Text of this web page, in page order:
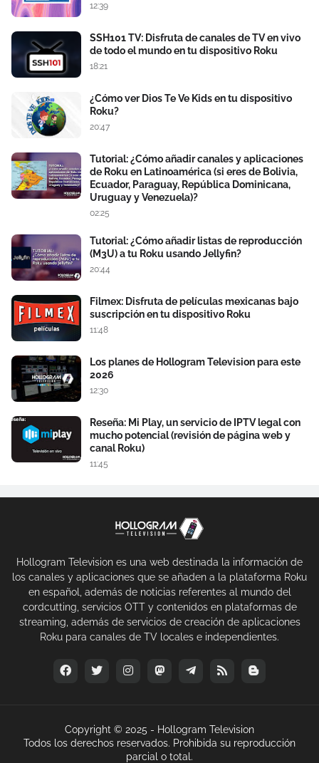
12:39
SSH101 TV: Disfruta de canales de TV en vivo
de todo el mundo en tu dispositivo Roku
18:21
¿Cómo ver Dios Te Ve Kids en tu dispositivo
Roku?
20:47
Tutorial: ¿Cómo añadir canales y aplicaciones
de Roku en Latinoamérica (si eres de Bolivia,
Ecuador, Paraguay, República Dominicana,
Uruguay y Venezuela)?
02:25
Tutorial: ¿Cómo añadir listas de reproducción
(M3U) a tu Roku usando Jellyfin?
20:44
Filmex: Disfruta de películas mexicanas bajo
suscripción en tu dispositivo Roku
11:48
Los planes de Hollogram Television para este
2026
12:30
Reseña: Mi Play, un servicio de IPTV legal con
mucho potencial (revisión de página web y
canal Roku)
11:45
Hollogram Television es una web destinada la información de
los canales y aplicaciones que se añaden a la plataforma Roku
en español, además de noticias referentes al mundo del
cordcutting, servicios OTT y contenidos en plataformas de
streaming, además de servicios de creación de aplicaciones
Roku para canales de TV locales e independientes.
Copyright © 2025 - Hollogram Television
Todos los derechos reservados. Prohibida su reproducción
parcial o total.